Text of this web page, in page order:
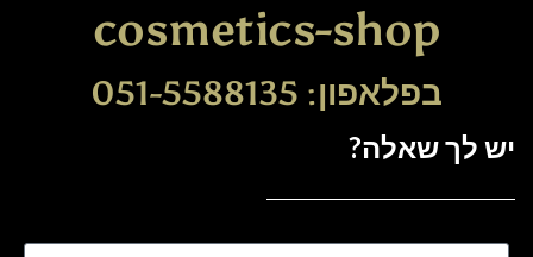
cosmetics-shop
בפלאפון: 051-5588135
יש לך שאלה?